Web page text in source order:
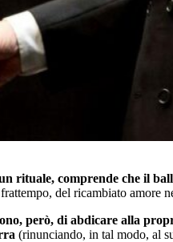
rituale, comprende che il
del ricambiato amore
però, di abdicare alla
(rinunciando, in tal modo, al